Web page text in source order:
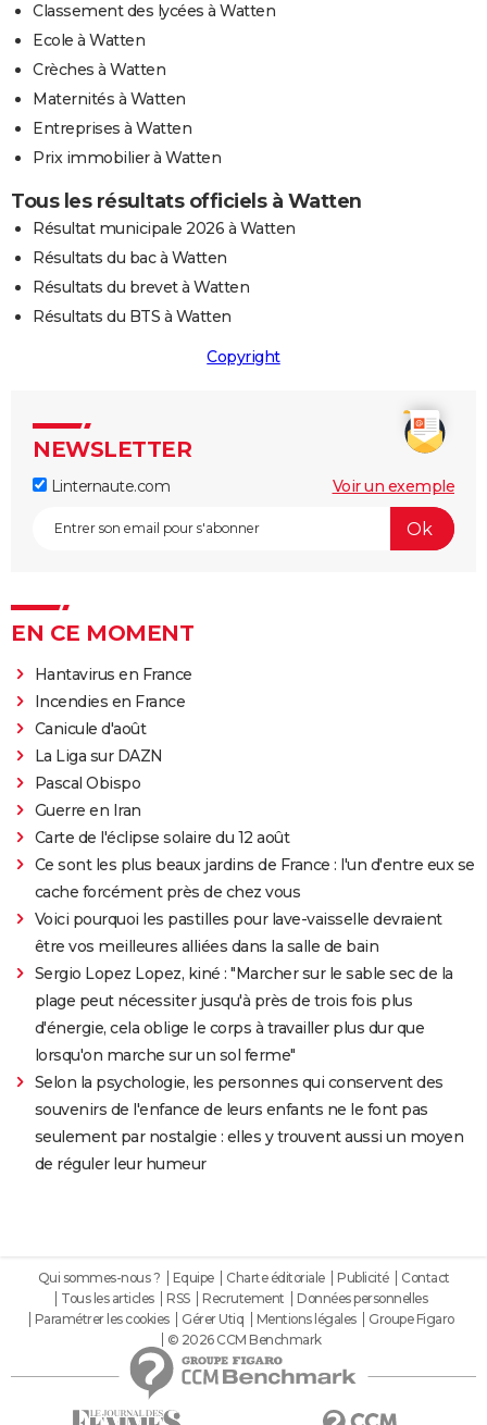
Classement des lycées à Watten
Ecole à Watten
Crèches à Watten
Maternités à Watten
Entreprises à Watten
Prix immobilier à Watten
Tous les résultats officiels à Watten
Résultat municipale 2026 à Watten
Résultats du bac à Watten
Résultats du brevet à Watten
Résultats du BTS à Watten
Copyright
NEWSLETTER
Linternaute.com Voir un exemple
EN CE MOMENT
Hantavirus en France
Incendies en France
Canicule d'août
La Liga sur DAZN
Pascal Obispo
Guerre en Iran
Carte de l'éclipse solaire du 12 août
Ce sont les plus beaux jardins de France : l'un d'entre eux se
cache forcément près de chez vous
Voici pourquoi les pastilles pour lave-vaisselle devraient
être vos meilleures alliées dans la salle de bain
Sergio Lopez Lopez, kiné : "Marcher sur le sable sec de la
plage peut nécessiter jusqu'à près de trois fois plus
d'énergie, cela oblige le corps à travailler plus dur que
lorsqu'on marche sur un sol ferme"
Selon la psychologie, les personnes qui conservent des
souvenirs de l'enfance de leurs enfants ne le font pas
seulement par nostalgie : elles y trouvent aussi un moyen
de réguler leur humeur
Qui sommes-nous ? Equipe Charte éditoriale Publicité
Contact
Tous les articles
RSS Recrutement
Données personnelles
Paramétrer les cookies
Gérer Utiq Mentions légales
Groupe Figaro
© 2026 CCM Benchmark